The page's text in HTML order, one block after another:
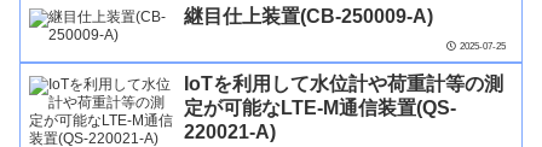
継目仕上装置(CB-250009-A)
2025-07-25
IoTを利用して水位計や荷重計等の測
定が可能なLTE-M通信装置(QS-
220021-A)